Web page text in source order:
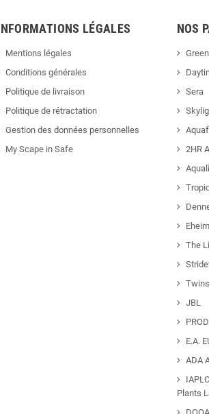
LÉGALES
Mentions légales
Conditions générales
Politique de livraison
Politique de rétractation
Gestion des données personnelles
My Scape in Safe
NOS
Sera
2HR
Eheim
The
JBL
E.A.
ADA
Plants